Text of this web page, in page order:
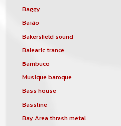
Baggy
Baião
Bakersfield sound
Balearic trance
Bambuco
Musique baroque
Bass house
Bassline
Bay Area thrash metal